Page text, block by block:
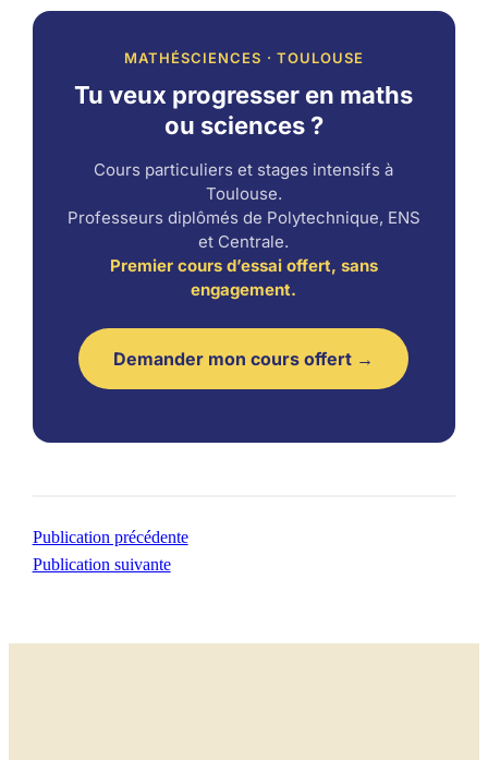
MATHÉSCIENCES · TOULOUSE
Tu veux progresser en maths
ou sciences ?
Cours particuliers et stages intensifs à
Toulouse.
Professeurs diplômés de Polytechnique, ENS
et Centrale.
Premier cours d’essai offert, sans
engagement.
Demander mon cours offert →
Publication précédente
Publication suivante